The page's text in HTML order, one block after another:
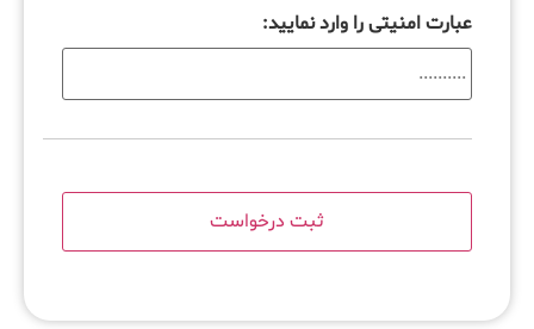
عبارت امنیتی را وارد نمایید: